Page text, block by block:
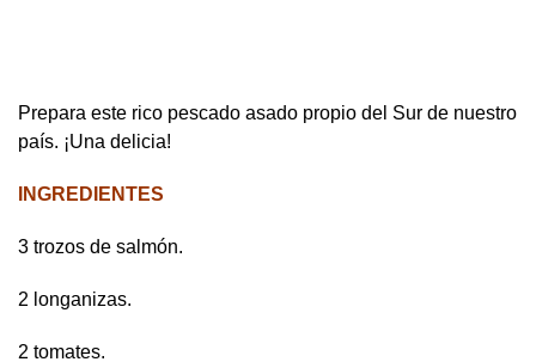
Prepara este rico pescado asado propio del Sur de nuestro
país. ¡Una delicia!
INGREDIENTES
3 trozos de salmón.
2 longanizas.
2 tomates.